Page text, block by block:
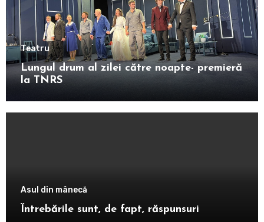
Teatru
Lungul drum al zilei către noapte- premieră
la TNRS
Asul din mânecă
Întrebările sunt, de fapt, răspunsuri